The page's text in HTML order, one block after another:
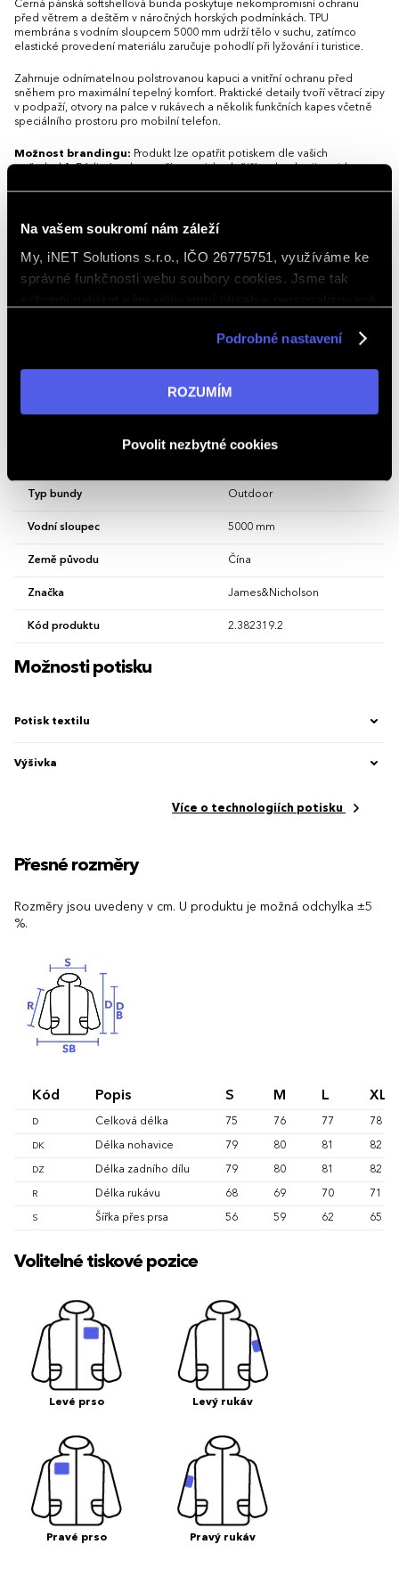
Na vašem soukromí nám záleží
My, iNET Solutions s.r.o., IČO 26775751, využíváme ke
správné funkčnosti webu soubory cookies. Jsme tak
v reklamní síti na ostatních webech. Kliknutím na tlačítko
informací navštivte naši stránkuzásadách ochrany
Podrobné nastavení
ROZUMÍM
Povolit nezbytné cookies
Černá pánská softshellová bunda poskytuje nekompromisní ochranu
před větrem a deštěm v náročných horských podmínkách. TPU
membrána s vodním sloupcem 5000 mm udrží tělo v suchu, zatímco
elastické provedení materiálu zaručuje pohodlí při lyžování i turistice.
Zahrnuje odnímatelnou polstrovanou kapuci a vnitřní ochranu před
sněhem pro maximální tepelný komfort. Praktické detaily tvoří větrací zipy
v podpaží, otvory na palce v rukávech a několik funkčních kapes včetně
speciálního prostoru pro mobilní telefon.
Možnost brandingu: Produkt lze opatřit potiskem dle vašich
požadavků. Rádi vám doporučíme nejvhodnější technologii potisku s
Bundy Vlastnosti/Provedení Nepromokavé, S membránou,
polyester 92 %, elastan 8 %
Typ bundy Outdoor
Vodní sloupec 5000 mm
Země původu Čína
Značka James&Nicholson
Kód produktu 2.382319.2
Možnosti potisku
Potisk textilu
Výšivka
Více o technologiích potisku
Přesné rozměry
Rozměry jsou uvedeny v cm. U produktu je možná odchylka ±5
%.
Kód Popis S M L XL
D Celková délka 75 76 77 78
DK Délka nohavice 79 80 81 82
DZ Délka zadního dílu 79 80 81 82
R Délka rukávu 68 69 70 71
S Šířka přes prsa 56 59 62 65
Volitelné tiskové pozice
Levé prso Levý rukáv
Pravé prso Pravý rukáv